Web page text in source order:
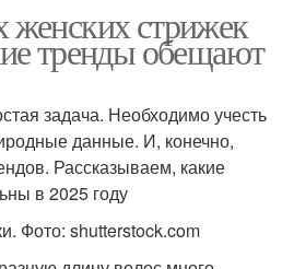
стрижек
тренды обещают
задача. Необходимо учесть
данные. И, конечно,
Рассказываем, какие
в 2025 году
Фото: shutterstock.com